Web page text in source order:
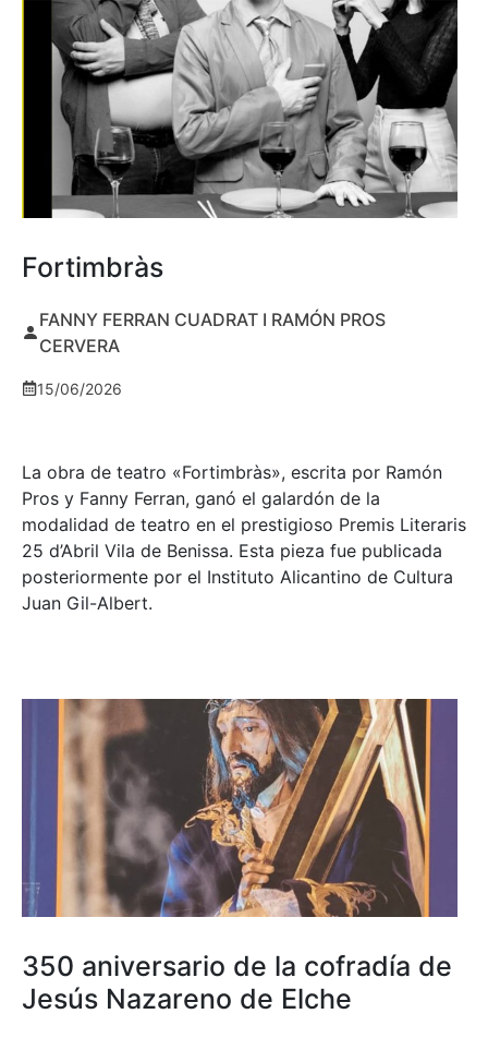
Fortimbràs
FANNY FERRAN CUADRAT I RAMÓN PROS
CERVERA
15/06/2026
La obra de teatro «Fortimbràs», escrita por Ramón
Pros y Fanny Ferran, ganó el galardón de la
modalidad de teatro en el prestigioso Premis Literaris
25 d’Abril Vila de Benissa. Esta pieza fue publicada
posteriormente por el Instituto Alicantino de Cultura
Juan Gil-Albert.
350 aniversario de la cofradía de
Jesús Nazareno de Elche